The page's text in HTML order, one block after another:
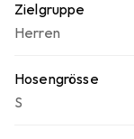
Zielgruppe
Herren
Hosengrösse
S